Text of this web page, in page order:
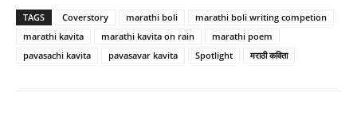
TAGS Coverstory marathi boli
marathi boli writing competion
marathi kavita
marathi kavita on rain
marathi poem
pavasachi kavita
pavasavar kavita Spotlight मराठी कविता